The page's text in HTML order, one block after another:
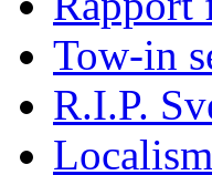
Tow-in
R.I.P.